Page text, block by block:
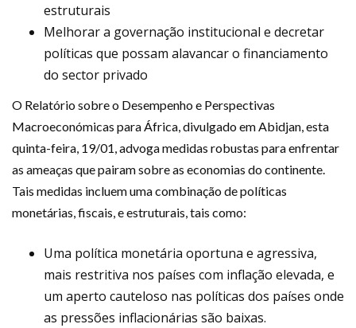
estruturais
Melhorar a governação institucional e decretar
políticas que possam alavancar o financiamento
do sector privado
O Relatório sobre o Desempenho e Perspectivas
Macroeconómicas para África, divulgado em Abidjan, esta
quinta-feira, 19/01, advoga medidas robustas para enfrentar
as ameaças que pairam sobre as economias do continente.
Tais medidas incluem uma combinação de políticas
monetárias, fiscais, e estruturais, tais como:
Uma política monetária oportuna e agressiva,
mais restritiva nos países com inflação elevada, e
um aperto cauteloso nas políticas dos países onde
as pressões inflacionárias são baixas.